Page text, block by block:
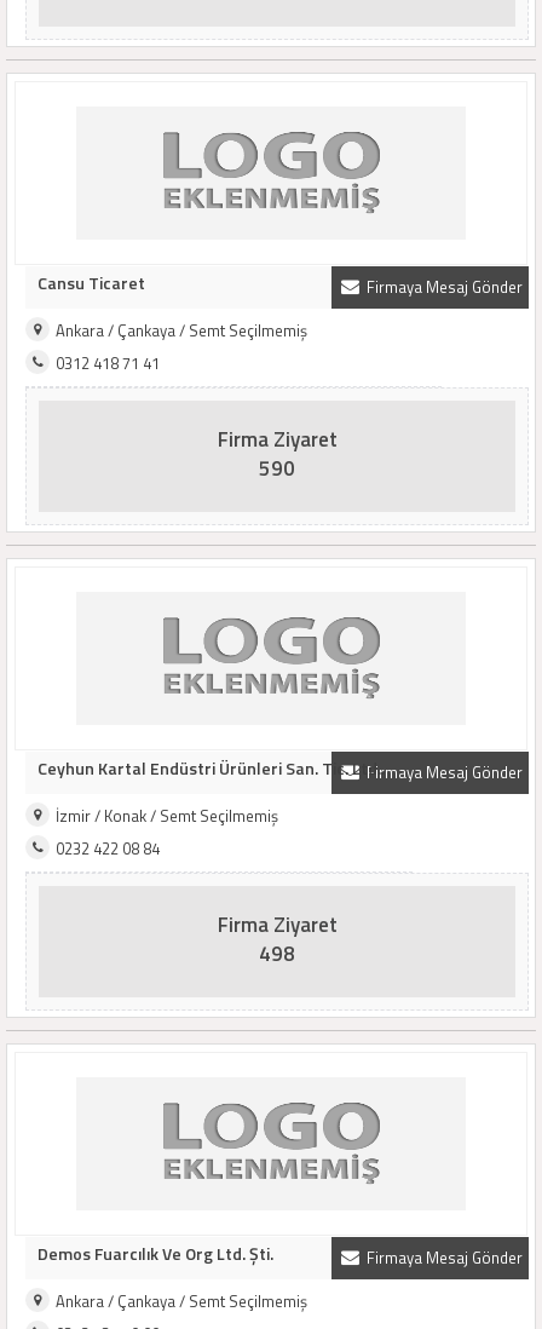
Firmaya Mesaj Gönder
Cansu Ticaret
Ankara / Çankaya / Semt Seçilmemiş
0312 418 71 41
Firma Ziyaret
590
Firmaya Mesaj Gönder
Ceyhun Kartal Endüstri Ürünleri San. Tic. Ltd..
İzmir / Konak / Semt Seçilmemiş
0232 422 08 84
Firma Ziyaret
498
Firmaya Mesaj Gönder
Demos Fuarcılık Ve Org Ltd. Şti.
Ankara / Çankaya / Semt Seçilmemiş